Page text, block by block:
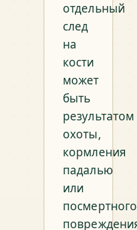
отдельный
след
на
кости
может
быть
результатом
охоты,
кормления
падалью
или
посмертного